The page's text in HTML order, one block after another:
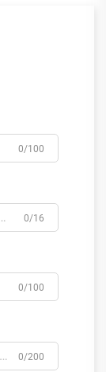
0/100
0/16
0/100
0/200